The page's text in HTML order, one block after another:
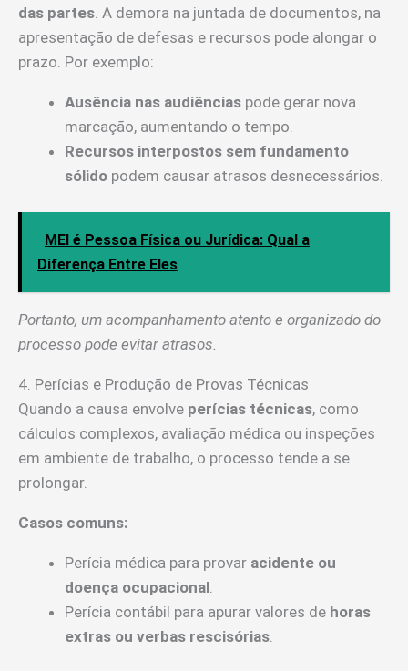
das partes. A demora na juntada de documentos, na
apresentação de defesas e recursos pode alongar o
prazo. Por exemplo:
Ausência nas audiências pode gerar nova
marcação, aumentando o tempo.
Recursos interpostos sem fundamento
sólido podem causar atrasos desnecessários.
MEI é Pessoa Física ou Jurídica: Qual a
Diferença Entre Eles
Portanto, um acompanhamento atento e organizado do
processo pode evitar atrasos.
4. Perícias e Produção de Provas Técnicas
Quando a causa envolve perícias técnicas, como
cálculos complexos, avaliação médica ou inspeções
em ambiente de trabalho, o processo tende a se
prolongar.
Casos comuns:
Perícia médica para provar acidente ou
doença ocupacional
Perícia contábil para apurar valores de horas
extras ou verbas rescisórias